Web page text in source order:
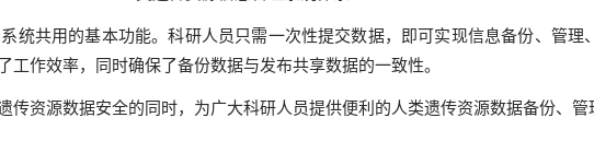
统共用的基本功能。科研人员只需一次性提交数据，即可实现信息备份、管理
作效率，同时确保了备份数据与发布共享数据的一致性。
资源数据安全的同时，为广大科研人员提供便利的人类遗传资源数据备份、管